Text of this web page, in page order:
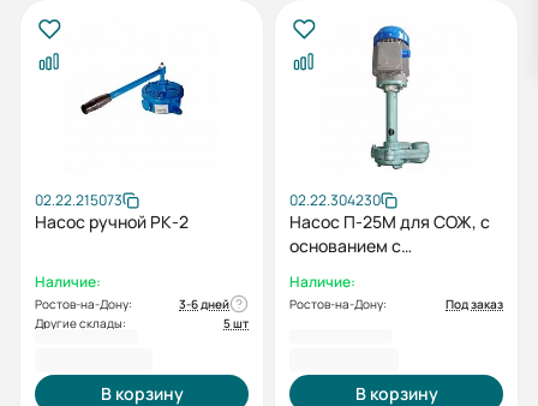
02.22.215073
Насос ручной РК-2
Наличие:
Ростов-на-Дону:
3-6 дней
Другие склады:
5 шт
В корзину
02.22.304230
Насос П-25М для СОЖ, с
основанием с
0,18/3000
Наличие:
Ростов-на-Дону: Под заказ
В корзину